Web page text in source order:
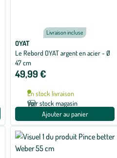
Livraison incluse
OYAT
Le Rebord OYAT argent en acier - Ø
47 cm
49,99 €
En stock livraison
Voir stock magasin
Ajouter au panier